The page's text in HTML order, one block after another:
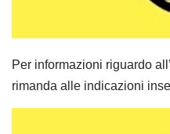
Per informazioni riguardo
rimanda alle indicazioni